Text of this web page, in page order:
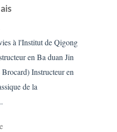
à l'Institut de Qigong
en Ba duan Jin
Brocard) Instructeur en
de la